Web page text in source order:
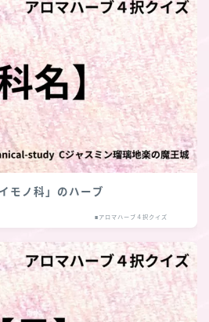
モノ科」のハーブ
■アロマハーブ４択クイズ